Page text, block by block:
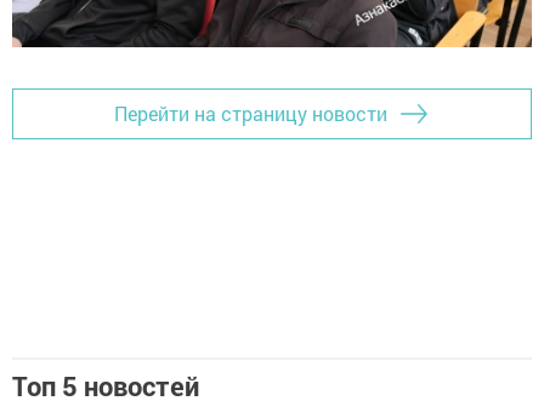
Перейти на страницу новости
Топ 5 новостей